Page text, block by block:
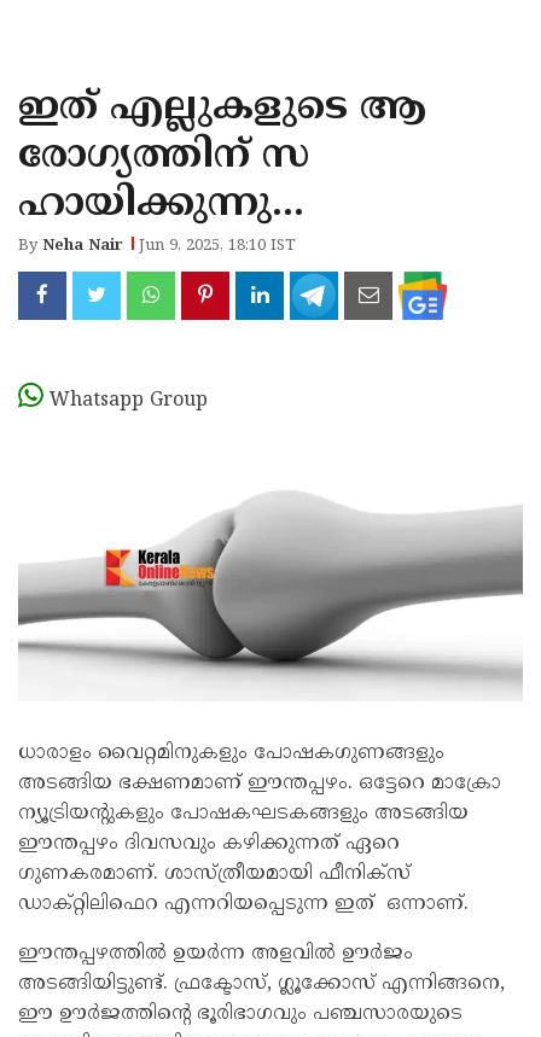
KANNUR
KASARAGOD
ഇത് എല്ലുകളുടെ ആ
രോഗ്യത്തിന്‌ സ
ഹായിക്കുന്നു...
ByNeha Nair Jun 9, 2025, 18:10 IST
Whatsapp Group
ധാരാളം വൈറ്റമിനുകളും പോഷക​ഗുണങ്ങളും
അടങ്ങിയ ഭക്ഷണമാണ് ഈന്തപ്പഴം. ഒട്ടേറെ മാക്രോ
ന്യൂട്രിയന്റുകളും പോഷകഘടകങ്ങളും അടങ്ങിയ
ഈന്തപ്പഴം ദിവസവും കഴിക്കുന്നത് ഏറെ
ഗുണകരമാണ്. ശാസ്ത്രീയമായി ഫീനിക്സ്
ഡാക്റ്റിലിഫെറ എന്നറിയപ്പെടുന്ന ഇത് ഒന്നാണ്.
ഈന്തപ്പഴത്തില്‍ ഉയര്‍ന്ന അളവില്‍ ഊര്‍ജം
അടങ്ങിയിട്ടുണ്ട്. ഫ്രക്ടോസ്, ഗ്ലൂക്കോസ് എന്നിങ്ങനെ,
ഈ ഊർജത്തിന്റെ ഭൂരിഭാഗവും പഞ്ചസാരയുടെ